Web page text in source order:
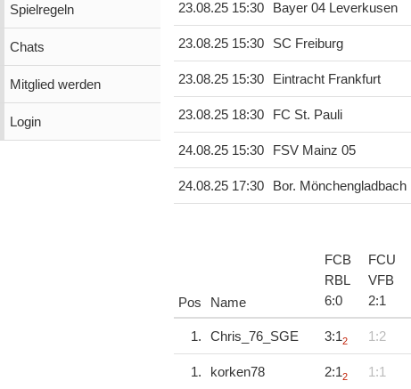
Spielregeln
Chats
Mitglied werden
Login
23.08.25 15:30 Bayer 04 Leverkusen
23.08.25 15:30 SC Freiburg
23.08.25 15:30 Eintracht Frankfurt
23.08.25 18:30 FC St. Pauli
24.08.25 15:30 FSV Mainz 05
24.08.25 17:30 Bor. Mönchengladbach
Pos Name
FCB
RBL
6:0
FCU
VFB
2:1
1. Chris_76_SGE 3:12 1:2
1. korken78 2:12 1:1